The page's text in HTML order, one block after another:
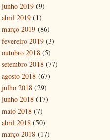
junho 2019 (9)
abril 2019 (1)
março 2019 (86)
fevereiro 2019 (3)
outubro 2018 (5)
setembro 2018 (77)
agosto 2018 (67)
julho 2018 (29)
junho 2018 (17)
maio 2018 (7)
abril 2018 (50)
março 2018 (17)